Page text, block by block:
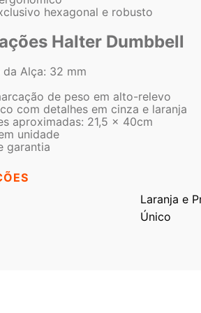
hexagonal e robusto
Halter Dumbbell
Alça: 32 mm
de peso em alto-relevo
com detalhes em cinza e laranja
aproximadas: 21,5 x 40cm
unidade
garantia
Laranja e
Único